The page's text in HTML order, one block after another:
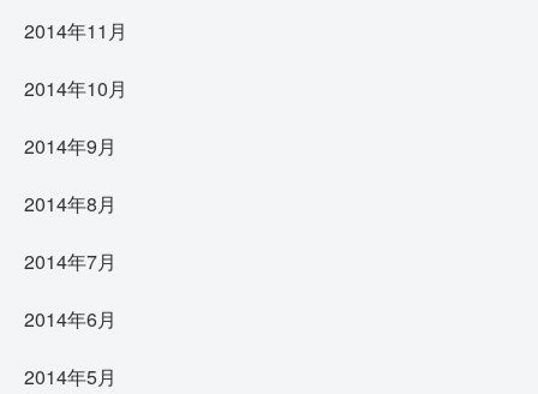
2014年11月
2014年10月
2014年9月
2014年8月
2014年7月
2014年6月
2014年5月